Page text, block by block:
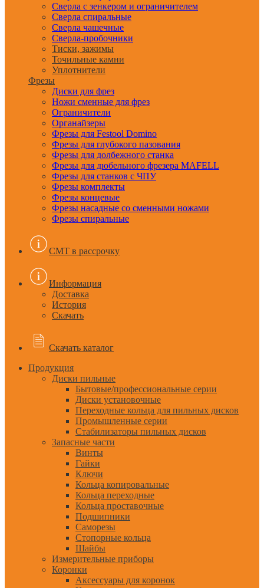
Сверла с зенкером и ограничителем
Сверла спиральные
Сверла чашечные
Сверла-пробочники
Тиски, зажимы
Точильные камни
Уплотнители
Фрезы
Диски для фрез
Ножи сменные для фрез
Ограничители
Органайзеры
Фрезы для Festool Domino
Фрезы для глубокого пазования
Фрезы для долбежного станка
Фрезы для дюбельного фрезера MAFELL
Фрезы для станков с ЧПУ
Фрезы комплекты
Фрезы концевые
Фрезы насадные со сменными ножами
Фрезы спиральные
CMT в рассрочку
Информация
Доставка
История
Скачать
Скачать каталог
Продукция
Диски пильные
Бытовые/профессиональные серии
Диски установочные
Переходные кольца для пильных дисков
Промышленные серии
Стабилизаторы пильных дисков
Запасные части
Винты
Гайки
Ключи
Кольца копировальные
Кольца переходные
Кольца проставочные
Подшипники
Саморезы
Стопорные кольца
Шайбы
Измерительные приборы
Коронки
Аксессуары для коронок